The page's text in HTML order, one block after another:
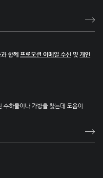
함께 프로모션 이메일 수신 및 개인
하물이나 가방을 찾는데 도움이